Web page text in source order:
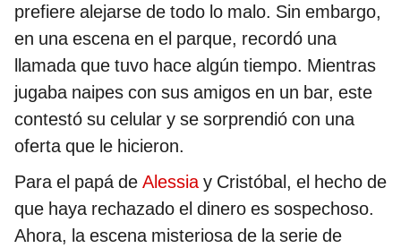
prefiere alejarse de todo lo malo. Sin embargo,
en una escena en el parque, recordó una
llamada que tuvo hace algún tiempo. Mientras
jugaba naipes con sus amigos en un bar, este
contestó su celular y se sorprendió con una
oferta que le hicieron.
Para el papá de Alessiay Cristóbal, el hecho de
que haya rechazado el dinero es sospechoso.
Ahora, la escena misteriosa de la serie de